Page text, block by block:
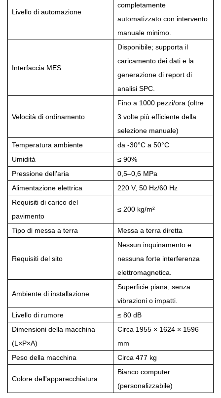
Livello di automazione
completamente
automatizzato con intervento
manuale minimo.
Interfaccia MES
Disponibile; supporta il
caricamento dei dati e la
generazione di report di
analisi SPC.
Velocità di ordinamento
Fino a 1000 pezzi/ora (oltre
3 volte più efficiente della
selezione manuale)
Temperatura ambiente
da -30°C a 50°C
Umidità
≤ 90%
Pressione dell'aria
0,5–0,6 MPa
Alimentazione elettrica
220 V, 50 Hz/60 Hz
Requisiti di carico del
pavimento
≤ 200 kg/m²
Tipo di messa a terra Messa a terra diretta
Requisiti del sito
Nessun inquinamento e
nessuna forte interferenza
elettromagnetica.
Ambiente di installazione
Superficie piana, senza
vibrazioni o impatti.
Livello di rumore
≤ 80 dB
Dimensioni della macchina
(L×P×A)
Circa 1955 × 1624 × 1596
mm
Peso della macchina
Circa 477 kg
Colore dell'apparecchiatura
Bianco computer
(personalizzabile)